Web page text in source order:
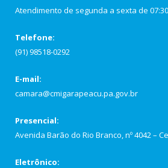
Atendimento de segunda a sexta de
Telefone:
(91) 98518-0292
E-mail:
camara@cmigarapeacu.pa.gov.br
Presencial:
Avenida Barão do Rio Branco, nº 4042 –
Eletrônico: